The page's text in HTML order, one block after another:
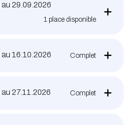
au 29.09.2026
1 place disponible
au 16.10.2026 Complet
au 27.11.2026 Complet